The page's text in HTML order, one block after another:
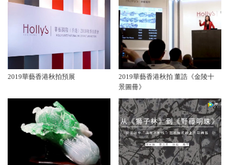
2019華藝香港秋拍預展
2019華藝香港秋拍 董誥《金陵十
景圖冊》